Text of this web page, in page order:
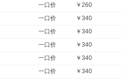
一口价 ￥260
一口价 ￥340
一口价 ￥340
一口价 ￥340
一口价 ￥340
一口价 ￥340